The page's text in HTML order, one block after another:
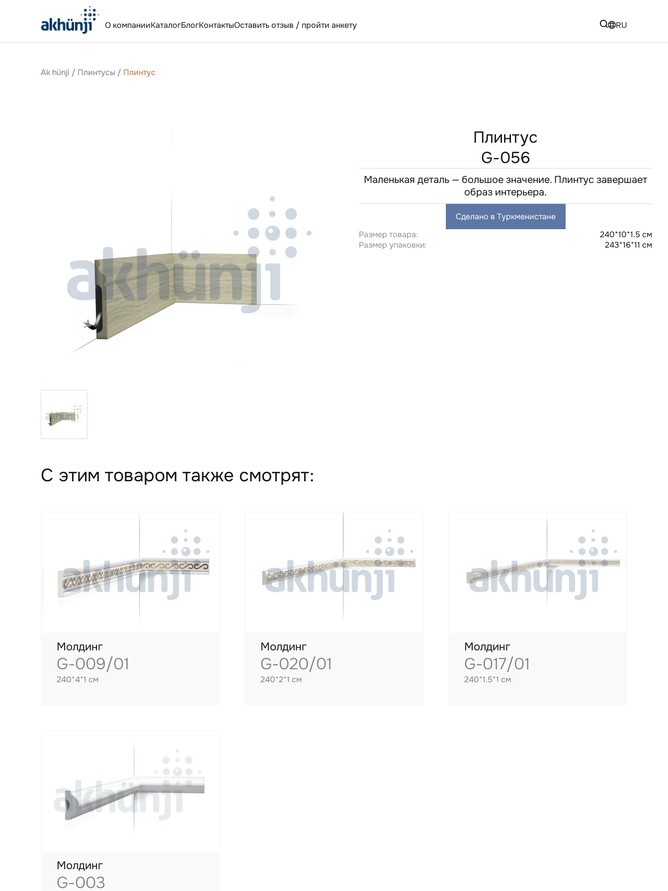
О компанииКаталогБлогКонтактыОставить отзыв / пройти анкету RU
Ak hünji / Плинтусы / Плинтус
Плинтус
G-056
Маленькая деталь — большое значение. Плинтус завершает
образ интерьера.
Сделано в Туркменистане
Размер товара:
240*10*1.5 см
Размер упаковки:
243*16*11 см
С этим товаром также смотрят:
Молдинг
G-009/01
240*4*1 см
Молдинг
G-020/01
240*2*1 см
Молдинг
G-017/01
240*1.5*1 см
Молдинг
G-003